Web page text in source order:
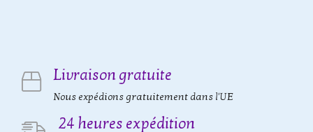
Livraison gratuite
Nous expédions gratuitement dans l'UE
24 heures expédition